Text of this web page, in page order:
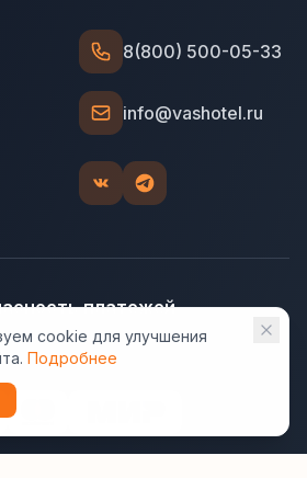
8(800) 500-05-33
info@vashotel.ru
платежей
системы гарантируют надёжную
защиту данных.
cookie для улучшения
Подробнее